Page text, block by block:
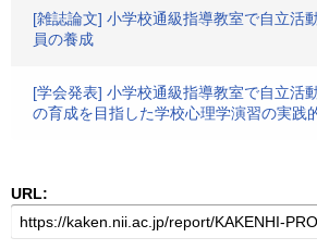
[雑誌論文] 小学校通級指導教室で自立活
員の養成
[学会発表] 小学校通級指導教室で自立活
の育成を目指した学校心理学演習の実践
URL: